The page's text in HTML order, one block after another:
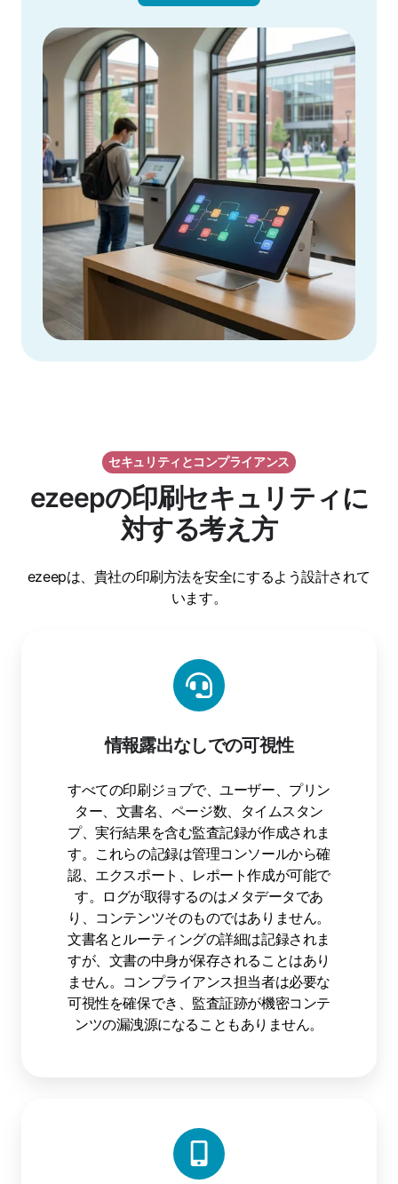
セキュリティとコンプライアンス
ezeepの印刷セキュリティに
対する考え方
ezeepは、貴社の印刷方法を安全にするよう設計されて
います。
情報露出なしでの可視性
すべての印刷ジョブで、ユーザー、プリン
ター、文書名、ページ数、タイムスタン
プ、実行結果を含む監査記録が作成されま
す。これらの記録は管理コンソールから確
認、エクスポート、レポート作成が可能で
す。ログが取得するのはメタデータであ
り、コンテンツそのものではありません。
文書名とルーティングの詳細は記録されま
すが、文書の中身が保存されることはあり
ません。コンプライアンス担当者は必要な
可視性を確保でき、監査証跡が機密コンテ
ンツの漏洩源になることもありません。